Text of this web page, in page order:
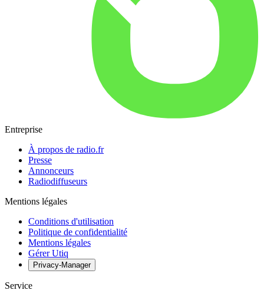
Entreprise
À propos de radio.fr
Presse
Annonceurs
Radiodiffuseurs
Mentions légales
Conditions d'utilisation
Politique de confidentialité
Mentions légales
Gérer Utiq
Privacy-Manager
Service